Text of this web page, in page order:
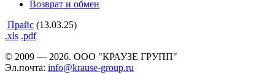
Возврат и обмен
Прайс (13.03.25)
.xls .pdf
© 2009 — 2026. ООО "КРАУЗЕ ГРУПП"
Эл.почта: info@krause-group.ru